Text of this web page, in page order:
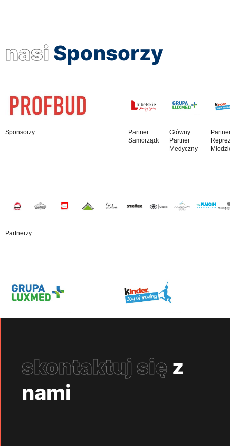
nasi Sponsorzy
Sponsorzy
Partner
Samorządowy
Główny
Partner
Medyczny
Partnerzy
skontaktuj się z
nami